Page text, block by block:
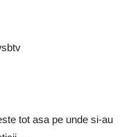
tot asa pe unde si-au